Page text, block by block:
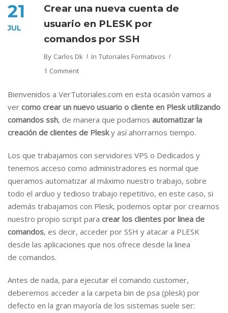
21
JUL
Crear una nueva cuenta de
usuario en PLESK por
comandos por SSH
By Carlos Dk In Tutoriales Formativos
1 Comment
Bienvenidos a VerTutoriales.com en esta ocasión vamos a
ver como crear un nuevo usuario o cliente en Plesk utilizando
comandos ssh, de manera que podamos automatizar la
creación de clientes de Plesky así ahorrarnos tiempo.
Los que trabajamos con servidores VPS o Dedicados y
tenemos acceso como administradores es normal que
queramos automatizar al máximo nuestro trabajo, sobre
todo el arduo y tedioso trabajo repetitivo, en este caso, si
además trabajamos con Plesk, podemos optar por crearnos
nuestro propio script para crear los clientes por linea de
comandos, es decir, acceder por SSH y atacar a PLESK
desde las aplicaciones que nos ofrece desde la linea
de comandos.
Antes de nada, para ejecutar el comando customer,
deberemos acceder a la carpeta bin de psa (plesk) por
defecto en la gran mayoría de los sistemas suele ser: